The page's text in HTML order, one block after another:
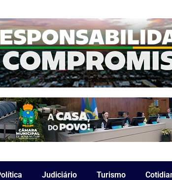
Judiciário Turismo